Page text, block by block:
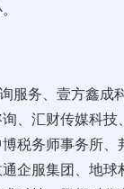
服务、壹方鑫成
、汇财传媒科技
税务师事务所、
企服集团、地球